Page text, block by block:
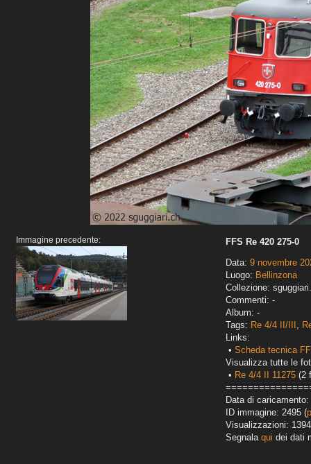
Immagine precedente:
FFS Re 420 275-0
Data: 9 novembre
Luogo: Bellinzona
Collezione:
Commenti: -
Album: -
Tags: Re 4/4 II/III ,
Links:
• Scheda tecnica
Visualizza tutte le
• Re 4/4 II 11275 (2
Data di
ID immagine: 2495 (
Visualizzazioni: 1394
Segnala qui dei dati